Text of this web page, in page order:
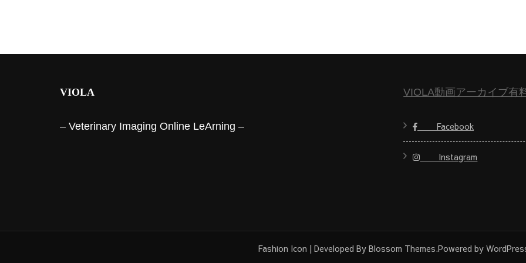
VIOLA
– Veterinary Imaging Online LeArning –
VIOLA動画アーカイブ有
Facebook
Instagram
Fashion Icon | Developed By Blossom Themes.Powered by